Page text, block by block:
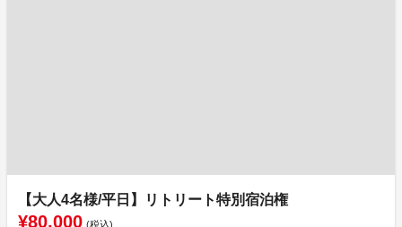
【大人4名様/平日】リトリート特別宿泊権
¥80,000 (税込)